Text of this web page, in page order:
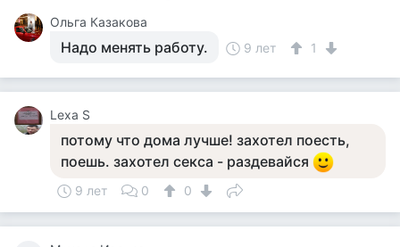
Ольга Казакова
Надо менять работу. 9 лет 1
Lexa S
потому что дома лучше! захотел поесть,
поешь. захотел секса - раздевайся
9 лет 0 0